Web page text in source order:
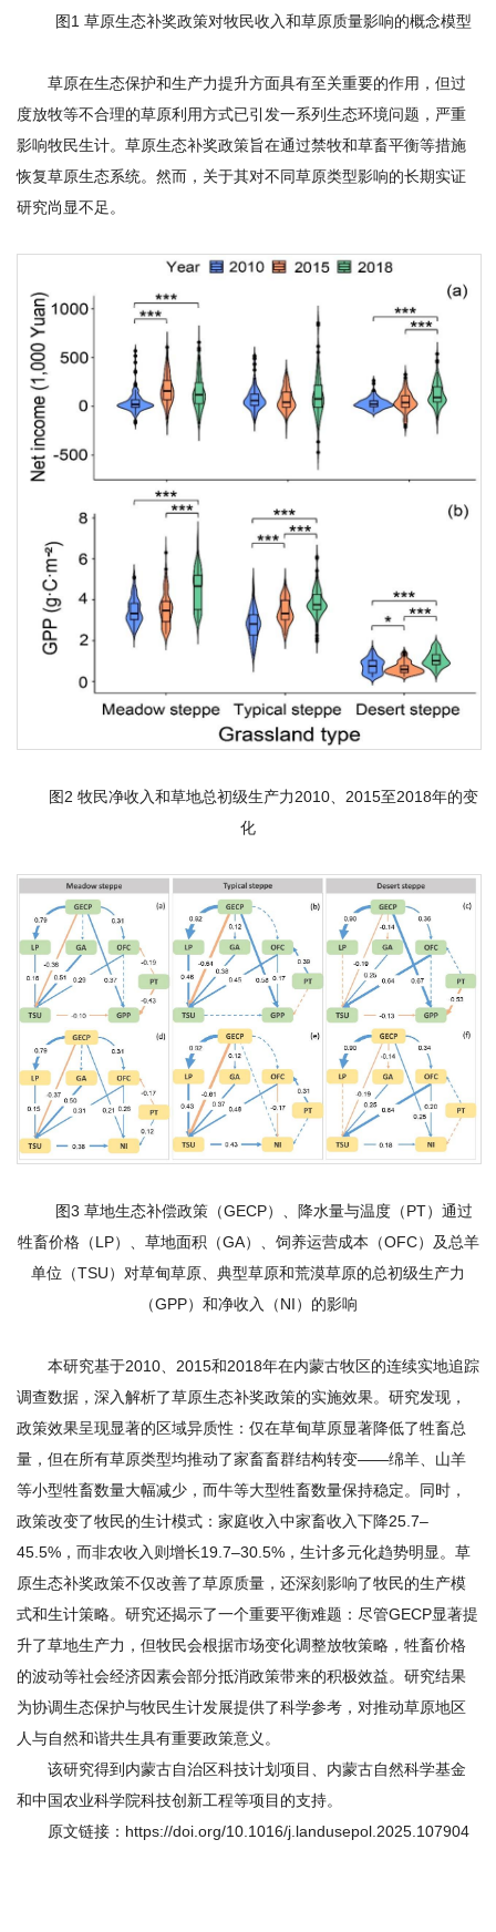
养
党
图1 草原生态补奖政策对牧民收入和草原质量影响的概念模型
草原在生态保护和生产力提升方面具有至关重要的作用，但过
度放牧等不合理的草原利用方式已引发一系列生态环境问题，严重
影响牧民生计。草原生态补奖政策旨在通过禁牧和草畜平衡等措施
恢复草原生态系统。然而，关于其对不同草原类型影响的长期实证
研究尚显不足。
图2 牧民净收入和草地总初级生产力2010、2015至2018年的变
化
图3 草地生态补偿政策（GECP）、降水量与温度（PT）通过
牲畜价格（LP）、草地面积（GA）、饲养运营成本（OFC）及总羊
单位（TSU）对草甸草原、典型草原和荒漠草原的总初级生产力
（GPP）和净收入（NI）的影响
本研究基于2010、2015和2018年在内蒙古牧区的连续实地追踪
调查数据，深入解析了草原生态补奖政策的实施效果。研究发现，
政策效果呈现显著的区域异质性：仅在草甸草原显著降低了牲畜总
量，但在所有草原类型均推动了家畜畜群结构转变——绵羊、山羊
等小型牲畜数量大幅减少，而牛等大型牲畜数量保持稳定。同时，
政策改变了牧民的生计模式：家庭收入中家畜收入下降25.7–
45.5%，而非农收入则增长19.7–30.5%，生计多元化趋势明显。草
原生态补奖政策不仅改善了草原质量，还深刻影响了牧民的生产模
式和生计策略。研究还揭示了一个重要平衡难题：尽管GECP显著提
升了草地生产力，但牧民会根据市场变化调整放牧策略，牲畜价格
的波动等社会经济因素会部分抵消政策带来的积极效益。研究结果
为协调生态保护与牧民生计发展提供了科学参考，对推动草原地区
人与自然和谐共生具有重要政策意义。
该研究得到内蒙古自治区科技计划项目、内蒙古自然科学基金
和中国农业科学院科技创新工程等项目的支持。
原文链接：https://doi.org/10.1016/j.landusepol.2025.107904